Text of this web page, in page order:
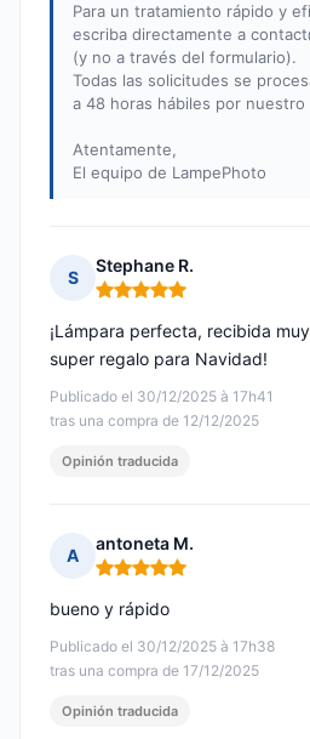
Para un tratamiento rápido y
escriba directamente a
(y no a través del formulario).
Todas las solicitudes se
a 48 horas hábiles por
Atentamente,
El equipo de LampePhoto
S
Stephane R.
Nota: 5 de 5
Publicado el 30/12/2025 à 17h41
tras una compra de 12/12/2025
¡Lámpara perfecta, recibida
super regalo para Navidad!
Opinión traducida
A
antoneta M.
Nota: 5 de 5
Publicado el 30/12/2025 à 17h38
tras una compra de 17/12/2025
bueno y rápido
Opinión traducida